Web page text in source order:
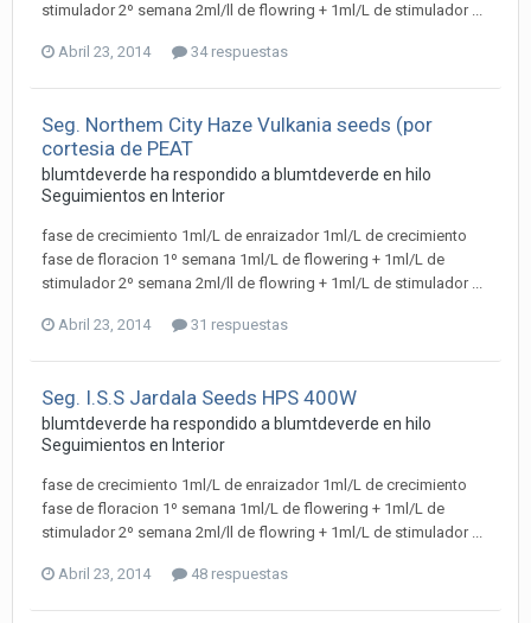
stimulador 2º semana 2ml/ll de flowring + 1ml/L de stimulador ...
Abril 23, 2014 34 respuestas
Seg. Northem City Haze Vulkania seeds (por
cortesia de PEAT
blumtdeverde ha respondido a blumtdeverde en hilo
Seguimientos en Interior
fase de crecimiento 1ml/L de enraizador 1ml/L de crecimiento
fase de floracion 1º semana 1ml/L de flowering + 1ml/L de
stimulador 2º semana 2ml/ll de flowring + 1ml/L de stimulador ...
Abril 23, 2014 31 respuestas
Seg. I.S.S Jardala Seeds HPS 400W
blumtdeverde ha respondido a blumtdeverde en hilo
Seguimientos en Interior
fase de crecimiento 1ml/L de enraizador 1ml/L de crecimiento
fase de floracion 1º semana 1ml/L de flowering + 1ml/L de
stimulador 2º semana 2ml/ll de flowring + 1ml/L de stimulador ...
Abril 23, 2014 48 respuestas